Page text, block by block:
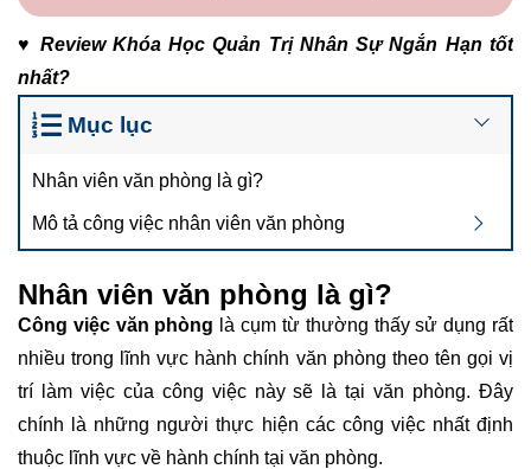
♥ Review Khóa Học Quản Trị Nhân Sự Ngắn Hạn tốt
nhất?
Mục lục
Nhân viên văn phòng là gì?
Mô tả công việc nhân viên văn phòng
Nhân viên văn phòng là gì?
Công việc văn phòng là cụm từ thường thấy sử dụng rất
nhiều trong lĩnh vực hành chính văn phòng theo tên gọi vị
trí làm việc của công việc này sẽ là tại văn phòng. Đây
chính là những người thực hiện các công việc nhất định
thuộc lĩnh vực về hành chính tại văn phòng.